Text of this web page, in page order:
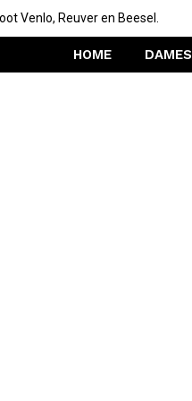
Venlo, Reuver en Beesel.
HOME DAMES